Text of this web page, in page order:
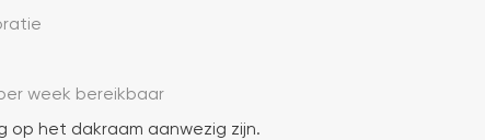
week bereikbaar
het dakraam aanwezig zijn.